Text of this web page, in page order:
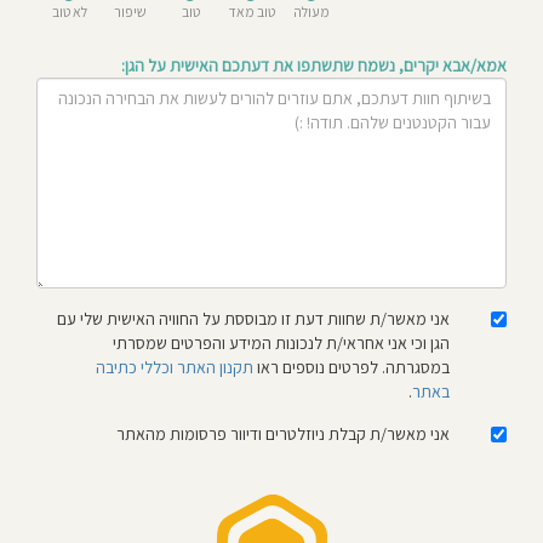
מעולה טוב מאד טוב
שיפור
לא טוב
אמא/אבא יקרים, נשמח שתשתפו את דעתכם האישית על הגן:
אני מאשר/ת שחוות דעת זו מבוססת על החוויה האישית שלי עם
הגן וכי אני אחראי/ת לנכונות המידע והפרטים שמסרתי
במסגרתה. לפרטים נוספים ראו תקנון האתר וכללי כתיבה
באתר.
אני מאשר/ת קבלת ניוזלטרים ודיוור פרסומות מהאתר